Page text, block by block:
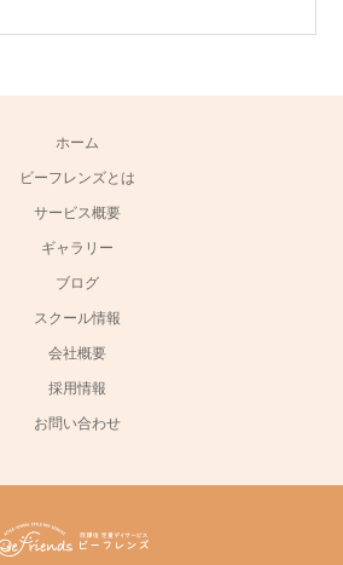
ホーム
ビーフレンズとは
サービス概要
ギャラリー
ブログ
スクール情報
会社概要
採用情報
お問い合わせ